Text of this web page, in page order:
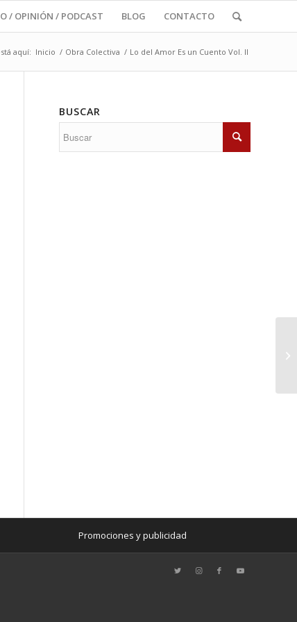
/ OPINIÓN / PODCAST BLOG CONTACTO
aquí: Inicio / Obra Colectiva / Lo del Amor Es un Cuento Vol. II
BUSCAR
Promociones y publicidad